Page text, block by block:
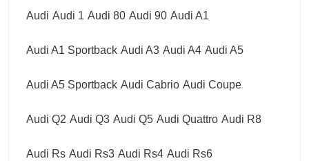
Audi Audi 1 Audi 80 Audi 90 Audi A1
Audi A1 Sportback Audi A3 Audi A4 Audi A5
Audi A5 Sportback Audi Cabrio Audi Coupe
Audi Q2 Audi Q3 Audi Q5 Audi Quattro Audi R8
Audi Rs Audi Rs3 Audi Rs4 Audi Rs6